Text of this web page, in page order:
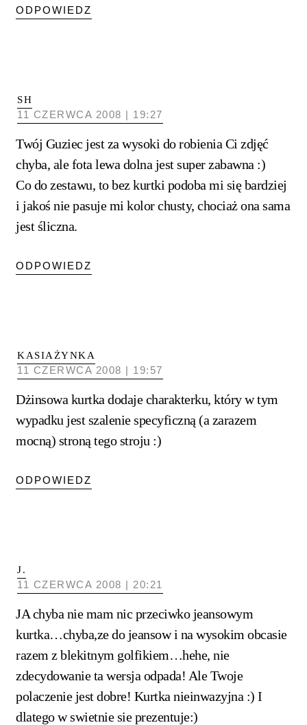
ODPOWIEDZ
SH
11 CZERWCA 2008 | 19:27
Twój Guziec jest za wysoki do robienia Ci zdjęć
chyba, ale fota lewa dolna jest super zabawna :)
Co do zestawu, to bez kurtki podoba mi się bardziej
i jakoś nie pasuje mi kolor chusty, chociaż ona sama
jest śliczna.
ODPOWIEDZ
KASIAŻYNKA
11 CZERWCA 2008 | 19:57
Dżinsowa kurtka dodaje charakterku, który w tym
wypadku jest szalenie specyficzną (a zarazem
mocną) stroną tego stroju :)
ODPOWIEDZ
J.
11 CZERWCA 2008 | 20:21
JA chyba nie mam nic przeciwko jeansowym
kurtka…chyba,ze do jeansow i na wysokim obcasie
razem z blekitnym golfikiem…hehe, nie
zdecydowanie ta wersja odpada! Ale Twoje
polaczenie jest dobre! Kurtka nieinwazyjna :) I
dlatego w swietnie sie prezentuje:)